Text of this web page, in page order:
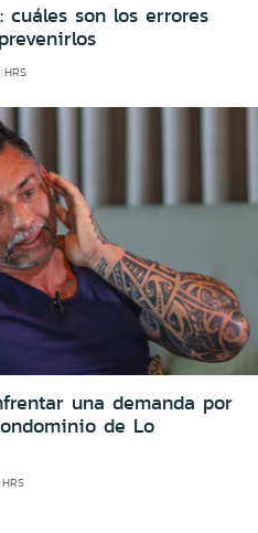
son los errores
una demanda por
de Lo